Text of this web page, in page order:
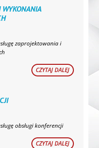
WYKONANIA
zaprojektowania i
CZYTAJ DALEJ
obsługi konferencji
CZYTAJ DALEJ